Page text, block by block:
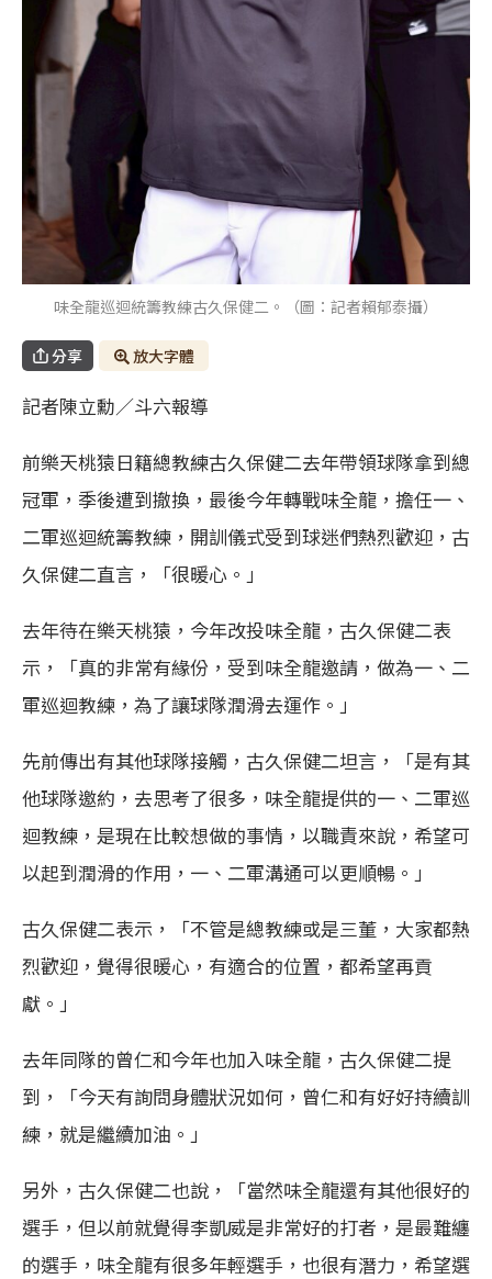
味全龍巡迴統籌教練古久保健二。（圖：記者賴郁泰攝）
分享 放大字體
記者陳立勳／斗六報導
前樂天桃猿日籍總教練古久保健二去年帶領球隊拿到總
冠軍，季後遭到撤換，最後今年轉戰味全龍，擔任一、
二軍巡迴統籌教練，開訓儀式受到球迷們熱烈歡迎，古
久保健二直言，「很暖心。」
去年待在樂天桃猿，今年改投味全龍，古久保健二表
示，「真的非常有緣份，受到味全龍邀請，做為一、二
軍巡迴教練，為了讓球隊潤滑去運作。」
先前傳出有其他球隊接觸，古久保健二坦言，「是有其
他球隊邀約，去思考了很多，味全龍提供的一、二軍巡
迴教練，是現在比較想做的事情，以職責來說，希望可
以起到潤滑的作用，一、二軍溝通可以更順暢。」
古久保健二表示，「不管是總教練或是三董，大家都熱
烈歡迎，覺得很暖心，有適合的位置，都希望再貢
獻。」
去年同隊的曾仁和今年也加入味全龍，古久保健二提
到，「今天有詢問身體狀況如何，曾仁和有好好持續訓
練，就是繼續加油。」
另外，古久保健二也說，「當然味全龍還有其他很好的
選手，但以前就覺得李凱威是非常好的打者，是最難纏
的選手，味全龍有很多年輕選手，也很有潛力，希望選